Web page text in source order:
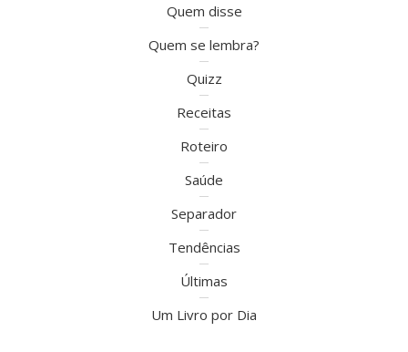
Quem disse
Quem se lembra?
Quizz
Receitas
Roteiro
Saúde
Separador
Tendências
Últimas
Um Livro por Dia